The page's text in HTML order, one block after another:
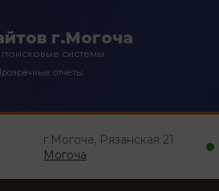
г.Могоча
системы
отчеты
г.Могоча, Рязанская 21
Могоча